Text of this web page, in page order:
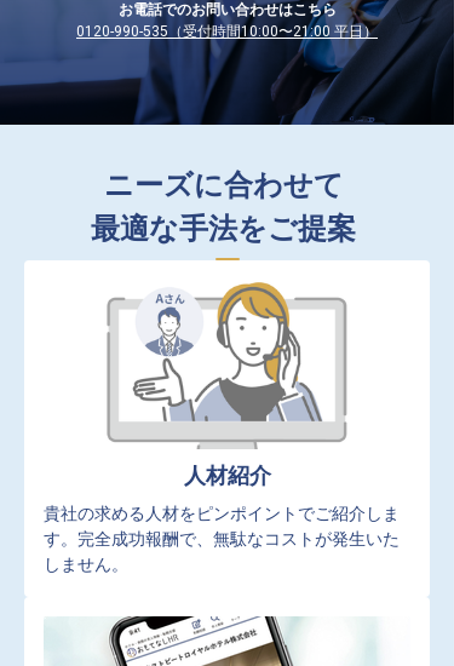
お電話でのお問い合わせはこちら
0120-990-535（受付時間10:00〜21:00 平日）
ニーズに合わせて
最適な手法をご提案
人材紹介
貴社の求める人材をピンポイントでご紹介しま
す。完全成功報酬で、無駄なコストが発生いた
しません。